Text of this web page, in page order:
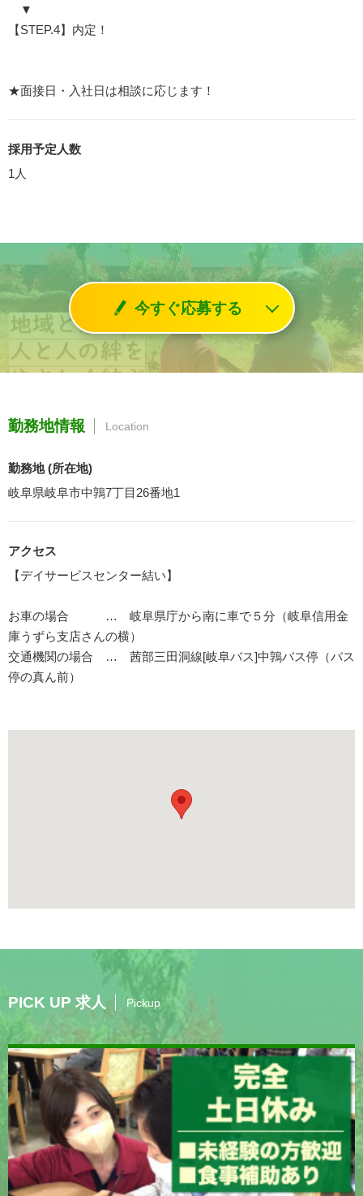
▼
【STEP.4】内定！
★面接日・入社日は相談に応じます！
採用予定人数
1人
今すぐ応募する
勤務地情報 Location
勤務地 (所在地)
岐阜県岐阜市中鶉7丁目26番地1
アクセス
【デイサービスセンター結い】
お車の場合 … 岐阜県庁から南に車で５分（岐阜信用金
庫うずら支店さんの横）
交通機関の場合 … 茜部三田洞線[岐阜バス]中鶉バス停（バス
停の真ん前）
PICK UP 求人 Pickup